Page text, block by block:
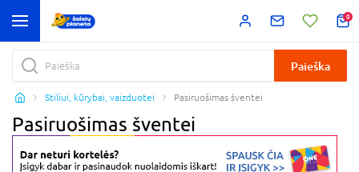
0
Paieška
Stiliui, kūrybai, vaizduotei Pasiruošimas šventei
Pasiruošimas šventei